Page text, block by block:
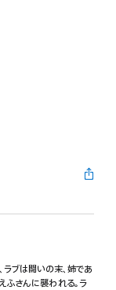
ブは闘いの末、姉であ
ふさんに襲われる。ラ